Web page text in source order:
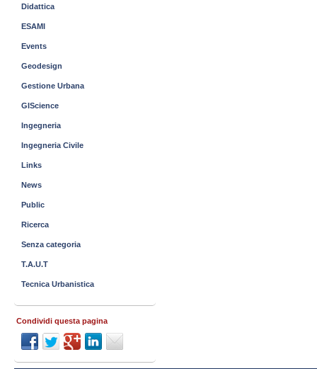
Didattica
ESAMI
Events
Geodesign
Gestione Urbana
GIScience
Ingegneria
Ingegneria Civile
Links
News
Public
Ricerca
Senza categoria
T.A.U.T
Tecnica Urbanistica
Condividi questa pagina